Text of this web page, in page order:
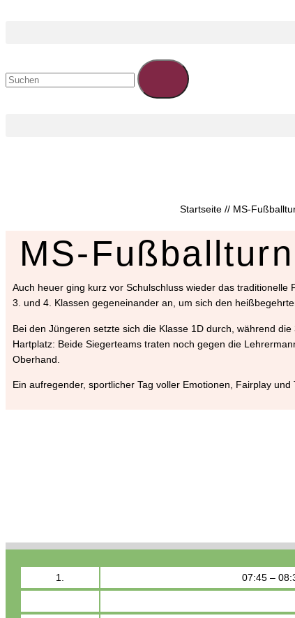
Startseite // MS-
MS-
Auch heuer ging kurz vor Schulschluss wieder das
3. und 4. Klassen gegeneinander an, um sich den
Bei den Jüngeren setzte sich die Klasse 1D durch, während
Hartplatz: Beide Siegerteams traten noch gegen die
Oberhand.
Ein aufregender, sportlicher Tag voller Emotionen, Fairplay
1. 07:45 –